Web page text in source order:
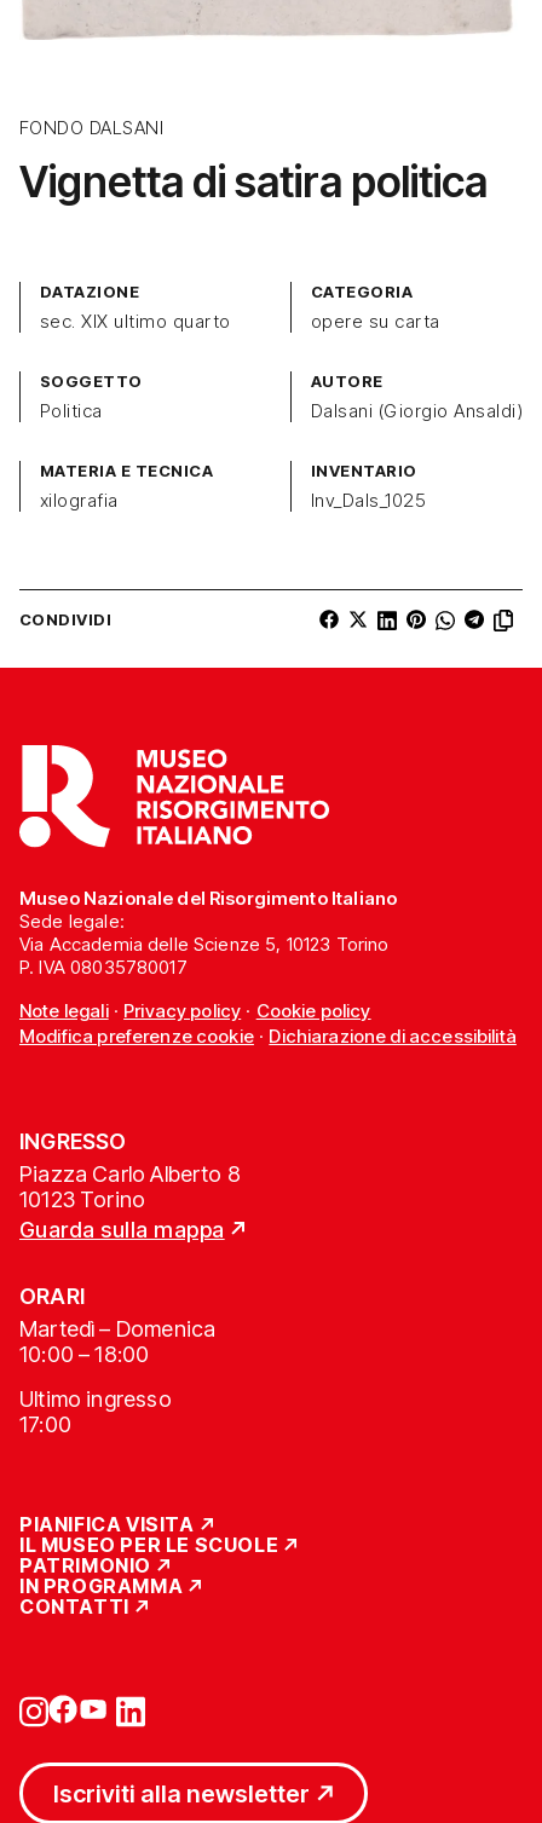
FONDO DALSANI
Vignetta di satira politica
DATAZIONE
sec. XIX ultimo quarto
CATEGORIA
opere su carta
SOGGETTO
Politica
AUTORE
Dalsani (Giorgio Ansaldi)
MATERIA E TECNICA
xilografia
INVENTARIO
Inv_Dals_1025
CONDIVIDI
Museo Nazionale del Risorgimento Italiano
Sede legale:
Via Accademia delle Scienze 5, 10123 Torino
P. IVA 08035780017
Note legali· Privacy policy · Cookie policy
Modifica preferenze cookie· Dichiarazione di accessibilità
INGRESSO
Piazza Carlo Alberto 8
10123 Torino
Guarda sulla mappa
ORARI
Martedì – Domenica
10:00 – 18:00
Ultimo ingresso
17:00
PIANIFICA VISITA
IL MUSEO PER LE SCUOLE
PATRIMONIO
IN PROGRAMMA
CONTATTI
Iscriviti alla newsletter